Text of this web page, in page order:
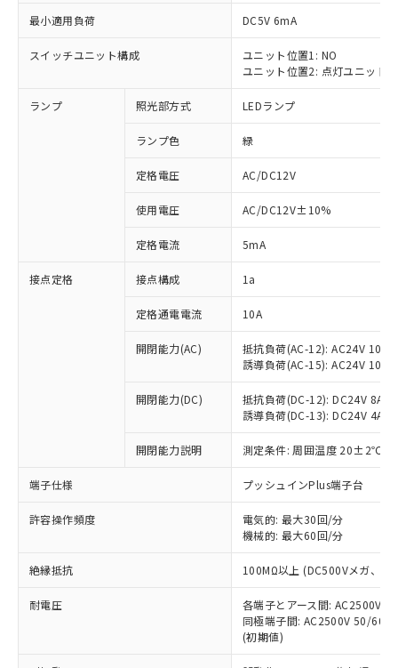
最小適用負荷 DC5V 6mA
スイッチユニット構成
ユニット位置1: NO
ユニット位置2: 点灯ユニット
ランプ 照光部方式 LEDランプ
ランプ色 緑
定格電圧 AC/DC12V
使用電圧 AC/DC12V±10%
定格電流 5mA
接点定格 接点構成 1a
定格通電電流 10A
開閉能力(AC)
抵抗負荷(AC-12): AC24V 10A/
誘導負荷(AC-15): AC24V
開閉能力(DC)
抵抗負荷(DC-12): DC24V 8A/
誘導負荷(DC-13): DC24V 4A/
開閉能力説明 測定条件: 周囲温度 20±2℃、
端子仕様 プッシュインPlus端子台
許容操作頻度
電気的: 最大30回/分
機械的: 最大60回/分
絶縁抵抗 100MΩ以上 (DC500Vメガ、点
耐電圧
各端子とアース間: AC2500V
同極端子間: AC2500V 50/
(初期値)
ご利用条件
以下の条件をお読みいただき、同意のうえ
ご利用ください。
本サービスは、当社制御機器事業取扱
商品の当社在庫状況および標準価格
(税抜)を提供させていただくもので
当社制御機器事業取扱商品の中には、
本サービスの対象外となる商品もある
ことをご了承ください。
在庫状況および標準価格照会結果は、
記載している更新日時点での社内デー
タに基づき作成されるものであり、閲
覧された時点での実際の在庫および標
準価格とは異なる場合があることをご
※1 対応状況
対応済み：EU RoHS指令（10物質）の
非含有に対応した製品が提供可能な商品で
対応予定：EU RoHS指令（10物質）の非含
有に対応した製品に切り替える予定のある
対応予定なし：EU RoHS指令（10物質）の
非含有に非対応の商品で、対応品を出す予
定はありません。
調査・確認中：EU RoHS指令（10物質）の
非含有の対応状況を調査中または確認中の
非該当品：ライセンス料など無形物で、有
害物質有無と関係のない商品です。
仕入先様の事情により、非含有部品として
いたものが、含有品と判明した場合などや
むを得ず変更することがあります。
鉛(Pb) 1000ppm以下、 水銀(Hg) 1000ppm以下、 カド
六価クロム(Cr(Ⅵ)) 1000ppm以下、ポリ臭化ビフェニル
類(PBB) 1000ppm以下、ポリ臭化ジフェニルエーテル類
(PBDE) 1000ppm以下、フタル酸ビス(2-エチルヘキシ
※1 中国RoHS○×表
「○」：最大均質材料含有率が中国RoHSの
基準値以下であることを示します。
「×」：最大均質材料含有率が中国RoHSの
基準値を超えていることを示します。
「－」：未確認です。当社販売部門へお問
い合わせください。
*中国RoHS10物質の基準値 (GB/T26572)：
Pb(鉛) :1000ppm、 Hg(水銀) : 1000ppm、 Cd(カドミウ
Cr(Ⅵ)(六価クロム) : 1000ppm、 PBBs(ポリ臭化ビフェ
当社は、これら貴社製品のうち、外国
為替および外国貿易法に定める商品
（以下｢規制貨物等」という）を輸出
国政府の輸出許可(または役務取引許
可)を取得するなどの必要な手続きを